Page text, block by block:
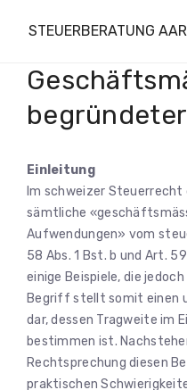
STEUERBERATUNG
Einleitung
Im schweizer
sämtliche
Aufwendungen» vom
58 Abs. 1 Bst. b und Art.
einige Beispiele, die
Begriff stellt somit einen
dar, dessen Tragweite im
bestimmen ist.
Rechtsprechung diesen
praktischen